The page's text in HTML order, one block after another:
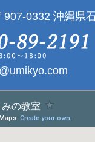
907-0332 沖縄県